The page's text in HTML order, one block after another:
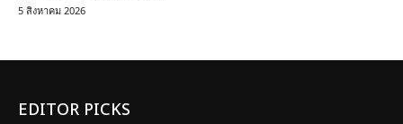
5 สิงหาคม 2026
EDITOR PICKS